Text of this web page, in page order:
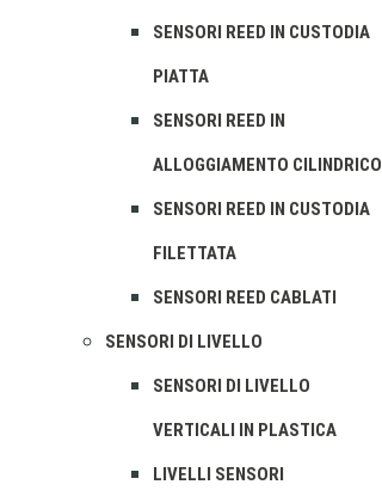
SENSORI REED IN CUSTODIA
PIATTA
SENSORI REED IN
ALLOGGIAMENTO CILINDRICO
SENSORI REED IN CUSTODIA
FILETTATA
SENSORI REED CABLATI
SENSORI DI LIVELLO
SENSORI DI LIVELLO
VERTICALI IN PLASTICA
LIVELLI SENSORI